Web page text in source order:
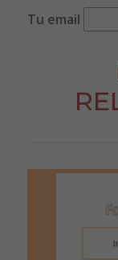
Tu email